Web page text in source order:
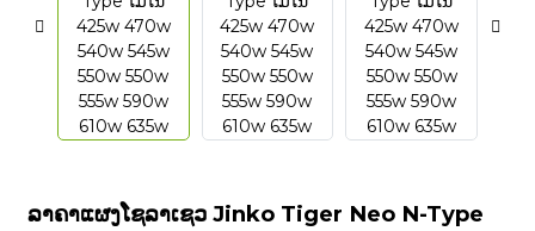
ລາຄາແຜງໂຊລາເຊວ Jinko Tiger Neo N-Type